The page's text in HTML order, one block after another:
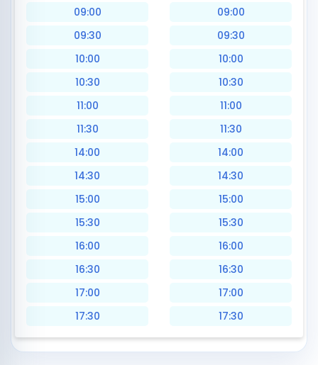
09:00
09:30
10:00
10:30
11:00
11:30
14:00
14:30
15:00
15:30
16:00
16:30
17:00
17:30
09:00
09:30
10:00
10:30
11:00
11:30
14:00
14:30
15:00
15:30
16:00
16:30
17:00
17:30